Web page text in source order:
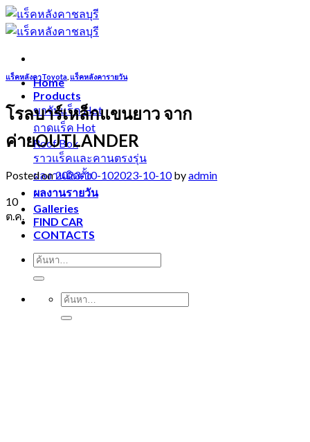
Skip
to
content
Home
Products
ขาจับแร็ค
ถาดแร็ค
Roof Box
ราวแร็คและคานตรงรุ่น
ผลงานติดตั้ง
ผลงานรายวัน
Galleries
FIND CAR
CONTACTS
แร็คหลังคาToyota แร็คหลังคารายวัน
โรลบาร์เหล็กแขนยาว จาก
ค่ายOUTLANDER
Posted on2023-10-102023-10-10byadmin
10
ต.ค.